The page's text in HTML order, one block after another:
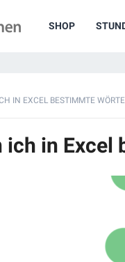
SHOP
IN EXCEL BESTIMMTE
ich in Excel